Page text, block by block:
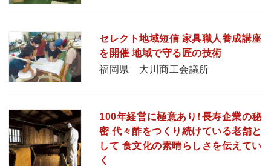
セレクト地域短信 家具職人養成講座
を開催 地域で守る匠の技術
福岡県 大川商工会議所
100年経営に極意あり！長寿企業の秘
密 代々酢をつくり続けている老舗と
して 食文化の素晴らしさを伝えてい
く